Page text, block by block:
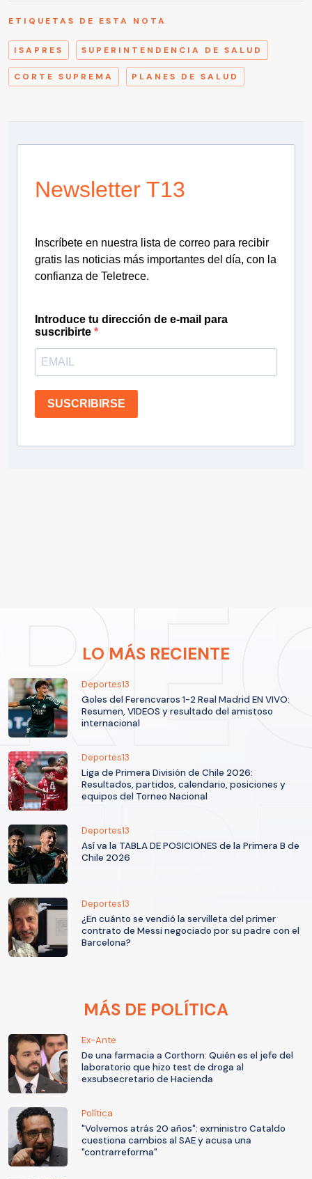
ETIQUETAS DE ESTA NOTA
ISAPRES SUPERINTENDENCIA DE SALUD
CORTE SUPREMA PLANES DE SALUD
Newsletter T13
Inscríbete en nuestra lista de correo para recibir
gratis las noticias más importantes del día, con la
confianza de Teletrece.
Introduce tu dirección de e-mail para
suscribirte
SUSCRIBIRSE
LO MÁS RECIENTE
Deportes13
Goles del Ferencvaros 1-2 Real Madrid EN VIVO:
Resumen, VIDEOS y resultado del amistoso
internacional
Deportes13
Liga de Primera División de Chile 2026:
Resultados, partidos, calendario, posiciones y
equipos del Torneo Nacional
Deportes13
Así va la TABLA DE POSICIONES de la Primera B de
Chile 2026
Deportes13
¿En cuánto se vendió la servilleta del primer
contrato de Messi negociado por su padre con el
Barcelona?
MÁS DE POLÍTICA
Ex-Ante
De una farmacia a Corthorn: Quién es el jefe del
laboratorio que hizo test de droga al
exsubsecretario de Hacienda
Política
"Volvemos atrás 20 años": exministro Cataldo
cuestiona cambios al SAE y acusa una
"contrarreforma"